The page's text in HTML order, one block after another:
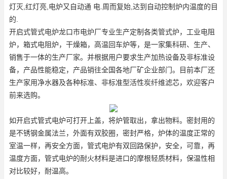
灯灭,红灯亮,电炉又自动通 电.周而复始,达到自动控制炉内温度的目
的.
开启式管式电炉龙口市电炉厂专业生产定制各类管式炉，工业电阻
炉，箱式电阻炉，干燥箱，高温回车炉等，是一家集科研、生产、
销售于一体的生产厂家。并根据用户要求生产加热设备及非标准设
备，产品性能稳定，产品销往全国各地厂矿企业部门。目前本厂还
生产家用净水器及各种标准、非标准型活性炭纤维滤芯，欢迎客户
前来选购。
如开启式管式电炉可打开上盖，将炉管取出，拿出物料。密封用的
是不锈钢金属法兰，外面有双胶圈，密封严格，炉体的温度正常的
室温一样，再安全方面，管式电炉有双回路保护，安全，可靠，再
温度方面，管式电炉的耐火材料是进口的摩根轻质材料，保温性相
对比较好，耐温高。